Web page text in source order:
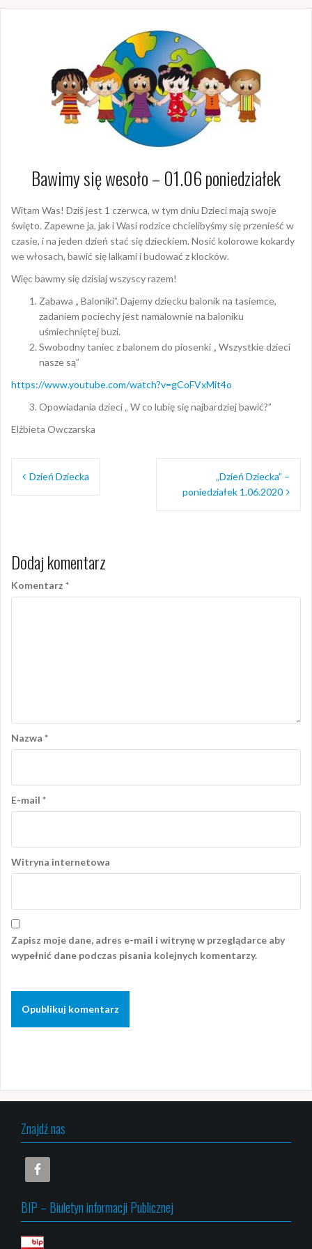
Bawimy się wesoło – 01.06 poniedziałek
Witam Was! Dziś jest 1 czerwca, w tym dniu Dzieci mają swoje
święto. Zapewne ja, jak i Wasi rodzice chcielibyśmy się przenieść w
czasie, i na jeden dzień stać się dzieckiem. Nosić kolorowe kokardy
we włosach, bawić się lalkami i budować z klocków.
Więc bawmy się dzisiaj wszyscy razem!
Zabawa „ Baloniki”. Dajemy dziecku balonik na tasiemce,
zadaniem pociechy jest namalownie na baloniku
uśmiechniętej buzi.
Swobodny taniec z balonem do piosenki „ Wszystkie dzieci
nasze są”
https://www.youtube.com/watch?v=gCoFVxMit4o
Opowiadania dzieci „ W co lubię się najbardziej bawić?”
Elżbieta Owczarska
Nawigacja
Dzień Dziecka
„Dzień Dziecka” –
poniedziałek 1.06.2020
Dodaj komentarz
Komentarz *
Nazwa *
E-mail *
Witryna internetowa
Zapisz moje dane, adres e-mail i witrynę w przeglądarce aby
wypełnić dane podczas pisania kolejnych komentarzy.
Znajdź nas
BIP – Biuletyn informacji Publicznej